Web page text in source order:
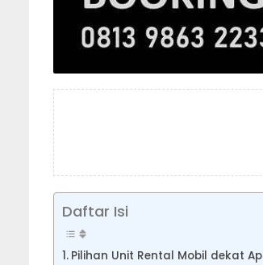
Daftar Isi
Pilihan Unit Rental Mobil dekat